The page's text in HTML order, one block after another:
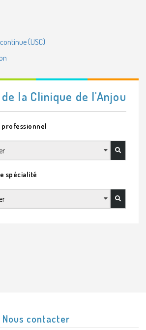
(USC)
la Clinique de l'Anjou
spécialité
Nous contacter